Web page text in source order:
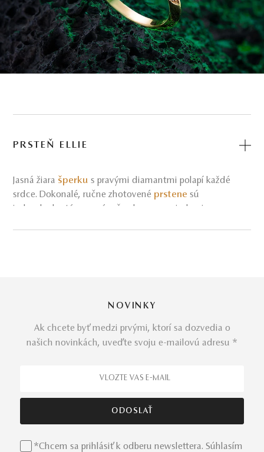
PRSTEŇ ELLIE
Jasná žiara šperku s pravými diamantmi polapí každé
srdce. Dokonalé, ručne zhotovené prstene sú
jednoducho tým pravým šperkom na vyjadrenie
sa naň zadívať dlhšie a postupne objavovať drobné
nuansy, ktoré Vámdiamantyv bielom zlateponúkajú.
krásou diamantov a úprimnou láskou, ktorú ním dokonale
dostupný v rôznych zlatých variáciách
NOVINKY
Ak chcete byť medzi prvými, ktorí sa dozvedia o
našich novinkách, uveďte svoju e-mailovú adresu *
*Chcem sa prihlásiť k odberu newslettera. Súhlasím